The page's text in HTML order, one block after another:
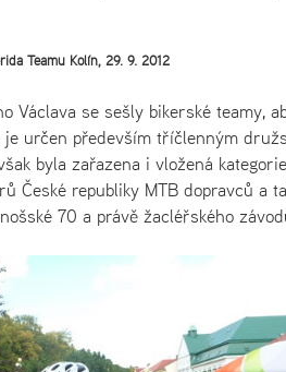
Teamu Kolín, 29. 9. 2012
Václava se sešly bikerské teamy,
určen především tříčlenným
byla zařazena i vložená
České republiky MTB dopravců a
70 a právě žacléřského